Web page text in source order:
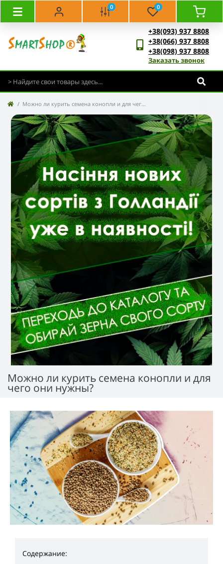
0 0
+38(093) 937 8808
+38(066) 937 8808
+38(098) 937 8808
Заказать звонок
Можно ли курить семена конопли и для чего они нужны?
Можно ли курить семена конопли и для
чего они нужны?
Содержание: